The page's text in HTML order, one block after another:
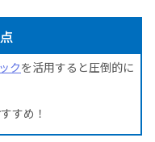
クを活用すると圧倒的に
すめ！